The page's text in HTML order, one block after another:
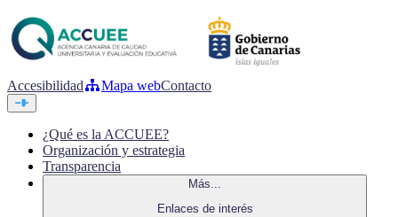
Accesibilidad Mapa webContacto
¿Qué es la ACCUEE?
Organización y estrategia
Transparencia
Más...
Enlaces de interés